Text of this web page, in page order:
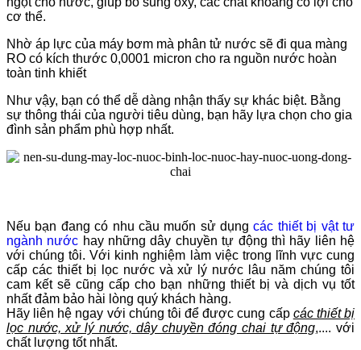
cơ thể.
Nhờ áp lực của máy bơm mà phân tử nước sẽ đi qua màng
RO có kích thước 0,0001 micron cho ra nguồn nước hoàn
toàn tinh khiết
Như vậy, bạn có thể dễ dàng nhận thấy sự khác biệt. Bằng
sự thông thái của người tiêu dùng, bạn hãy lựa chọn cho gia
đình sản phẩm phù hợp nhất.
Nếu bạn đang có nhu cầu muốn sử dụngcác thiết bị vật tư
ngành nước hay những dây chuyền tự động thì hãy liên hệ
với chúng tôi. Với kinh nghiệm làm việc trong lĩnh vực cung
cấp các thiết bị lọc nước và xử lý nước lâu năm chúng tôi
cam kết sẽ cũng cấp cho bạn những thiết bị và dịch vụ tốt
nhất đảm bảo hài lòng quý khách hàng.
Hãy liên hệ ngay với chúng tôi để được cung cấp các thiết bị
lọc nước, xử lý nước, dây chuyền đóng chai tự động,.... với
chất lượng tốt nhất.